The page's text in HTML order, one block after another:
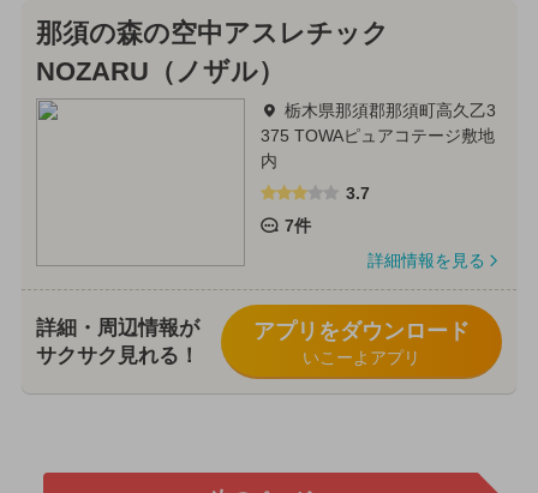
那須の森の空中アスレチック
NOZARU（ノザル）
栃木県那須郡那須町高久乙3
375 TOWAピュアコテージ敷地
内
3.7
7件
詳細情報を見る
詳細・周辺情報が
サクサク見れる！
アプリをダウンロード
いこーよアプリ